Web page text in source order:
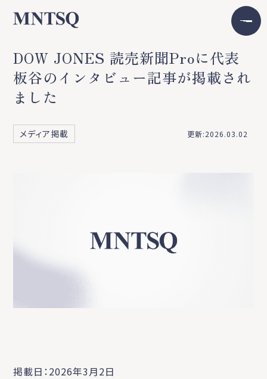
DOW JONES 読売新聞Proに代表
板谷のインタビュー記事が掲載され
ました
メディア掲載 更新:2026.03.02
掲載日：2026年3月2日